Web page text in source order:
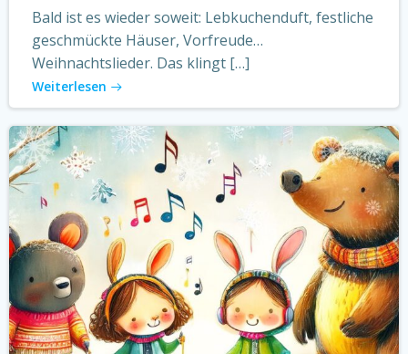
Bald ist es wieder soweit: Lebkuchenduft, festliche
geschmückte Häuser, Vorfreude…
Weihnachtslieder. Das klingt […]
Weiterlesen